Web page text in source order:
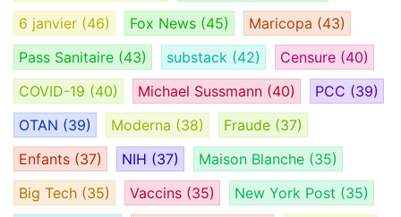
6 janvier (46) Fox News (45) Maricopa (43)
Pass Sanitaire (43) substack (42) Censure (40)
COVID-19 (40) Michael Sussmann (40) PCC (39)
OTAN (39) Moderna (38) Fraude (37)
Enfants (37) NIH (37) Maison Blanche (35)
Big Tech (35) Vaccins (35) New York Post (35)